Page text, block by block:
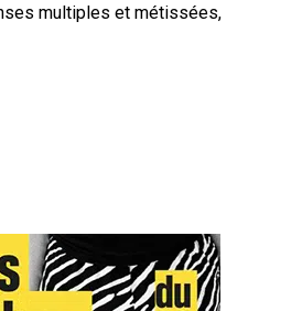
multiples et métissées,